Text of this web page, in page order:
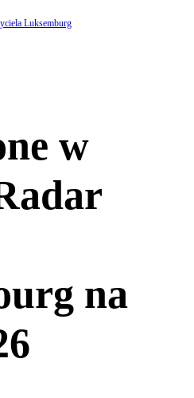
Luksemburg
w
na